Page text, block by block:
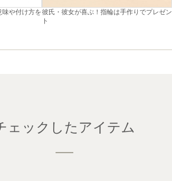
味や付け方を彼氏・彼女が喜ぶ！指輪は手作りでプレゼン
ト
ェックしたアイテム